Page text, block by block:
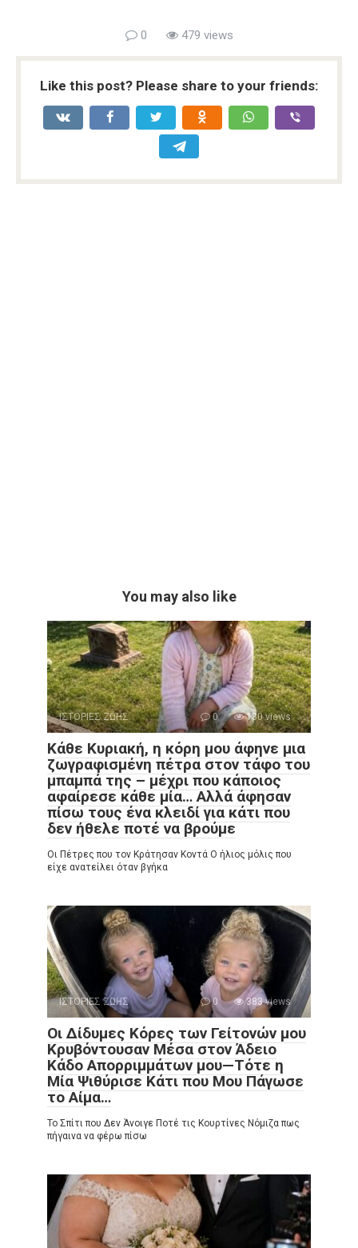
0 479 views
Like this post? Please share to your friends:
You may also like
ΙΣΤΟΡΙΕΣ ΖΩΗΣ 0 180 views
Κάθε Κυριακή, η κόρη μου άφηνε μια
ζωγραφισμένη πέτρα στον τάφο του
μπαμπά της – μέχρι που κάποιος
αφαίρεσε κάθε μία… Αλλά άφησαν
πίσω τους ένα κλειδί για κάτι που
δεν ήθελε ποτέ να βρούμε
Οι Πέτρες που τον Κράτησαν Κοντά Ο ήλιος μόλις που
είχε ανατείλει όταν βγήκα
ΙΣΤΟΡΙΕΣ ΖΩΗΣ 0 383 views
Οι Δίδυμες Κόρες των Γείτονών μου
Κρυβόντουσαν Μέσα στον Άδειο
Κάδο Απορριμμάτων μου—Τότε η
Μία Ψιθύρισε Κάτι που Μου Πάγωσε
το Αίμα…
Το Σπίτι που Δεν Άνοιγε Ποτέ τις Κουρτίνες Νόμιζα πως
πήγαινα να φέρω πίσω